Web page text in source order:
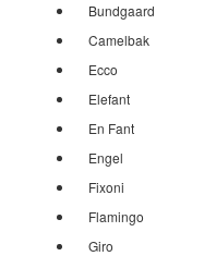
Bundgaard
Camelbak
Ecco
Elefant
En Fant
Engel
Fixoni
Flamingo
Giro